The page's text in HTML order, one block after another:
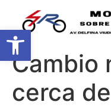
Abrir barra de
Cambio
cerca